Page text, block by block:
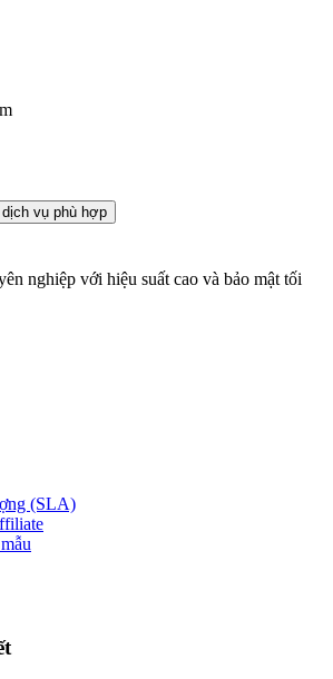
vụ phù hợp
nghiệp với hiệu suất cao và bảo mật tối
(SLA)